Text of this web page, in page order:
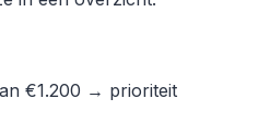
€1.200 → prioriteit